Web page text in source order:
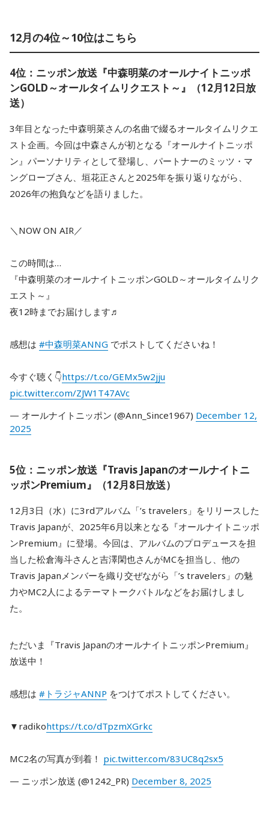
12月の4位～10位はこちら
4位：ニッポン放送『中森明菜のオールナイトニッポ
ンGOLD～オールタイムリクエスト～』（12月12日放
送）
3年目となった中森明菜さんの名曲で綴るオールタイムリクエ
スト企画。今回は中森さんが初となる『オールナイトニッポ
ン』パーソナリティとして登場し、パートナーのミッツ・マ
ングローブさん、垣花正さんと2025年を振り返りながら、
2026年の抱負などを語りました。
＼NOW ON AIR／
この時間は…
『中森明菜のオールナイトニッポンGOLD～オールタイムリク
エスト～』
夜12時までお届けします♬
感想は #中森明菜ANNG でポストしてくださいね！
今すぐ聴く👇https://t.co/GEMx5w2jju
pic.twitter.com/ZJW1T47AVc
— オールナイトニッポン (@Ann_Since1967) December 12,
2025
5位：ニッポン放送『Travis Japanのオールナイトニ
ッポンPremium』（12月8日放送）
12月3日（水）に3rdアルバム「’s travelers」をリリースした
Travis Japanが、2025年6月以来となる『オールナイトニッポ
ンPremium』に登場。今回は、アルバムのプロデュースを担
当した松倉海斗さんと吉澤閑也さんがMCを担当し、他の
Travis Japanメンバーを織り交ぜながら「’s travelers」の魅
力やMC2人によるテーマトークバトルなどをお届けしまし
た。
ただいま『Travis JapanのオールナイトニッポンPremium』
放送中！
感想は #トラジャANNP をつけてポストしてください。
▼radikohttps://t.co/dTpzmXGrkc
MC2名の写真が到着！ pic.twitter.com/83UC8q2sx5
— ニッポン放送 (@1242_PR) December 8, 2025